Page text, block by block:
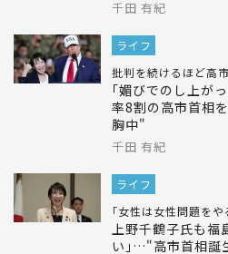
千田 有紀
ライフ
批判を続けるほど高
｢媚びでのし上が
率8割の高市首相
胸中"
千田 有紀
ライフ
｢女性は女性問題を
上野千鶴子氏も福
い｣…"高市首相誕